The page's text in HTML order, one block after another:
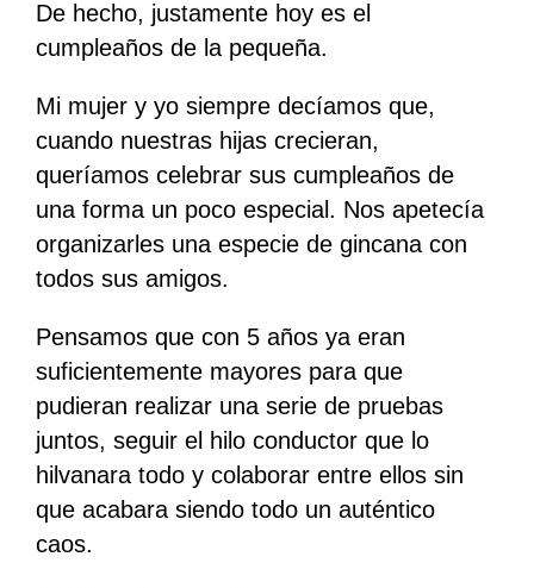
De hecho, justamente hoy es el
cumpleaños de la pequeña.
Mi mujer y yo siempre decíamos que,
cuando nuestras hijas crecieran,
queríamos celebrar sus cumpleaños de
una forma un poco especial. Nos apetecía
organizarles una especie de gincana con
todos sus amigos.
Pensamos que con 5 años ya eran
suficientemente mayores para que
pudieran realizar una serie de pruebas
juntos, seguir el hilo conductor que lo
hilvanara todo y colaborar entre ellos sin
que acabara siendo todo un auténtico
caos.